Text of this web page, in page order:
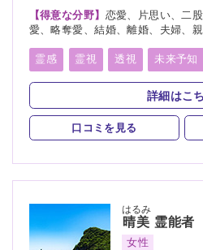
【得意な分野】 恋愛、片思い、二
愛、略奪愛、結婚、離婚、夫婦、
転職、適職、縁結び、縁切り
霊感 霊視 透視 未来予知
前世 後世 言霊 神通力
死者霊の降霊 除霊 浄霊
詳細はこ
口コミを見る
晴美
はるみ
霊能者
女性